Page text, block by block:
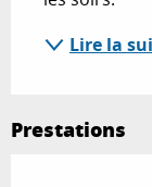
Lire la
Prestations